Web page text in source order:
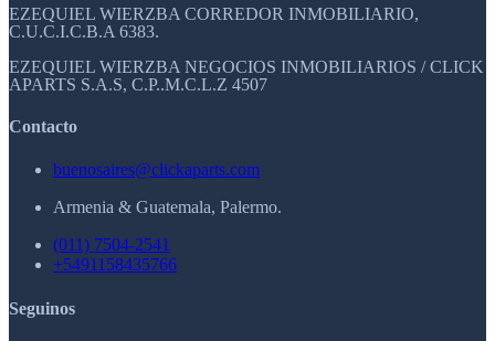
EZEQUIEL WIERZBA CORREDOR INMOBILIARIO,
C.U.C.I.C.B.A 6383.
EZEQUIEL WIERZBA NEGOCIOS INMOBILIARIOS / CLICK
APARTS S.A.S, C.P..M.C.L.Z 4507
Contacto
buenosaires@clickaparts.com
Armenia & Guatemala, Palermo.
(011) 7504-2541
+5491158435766
Seguinos